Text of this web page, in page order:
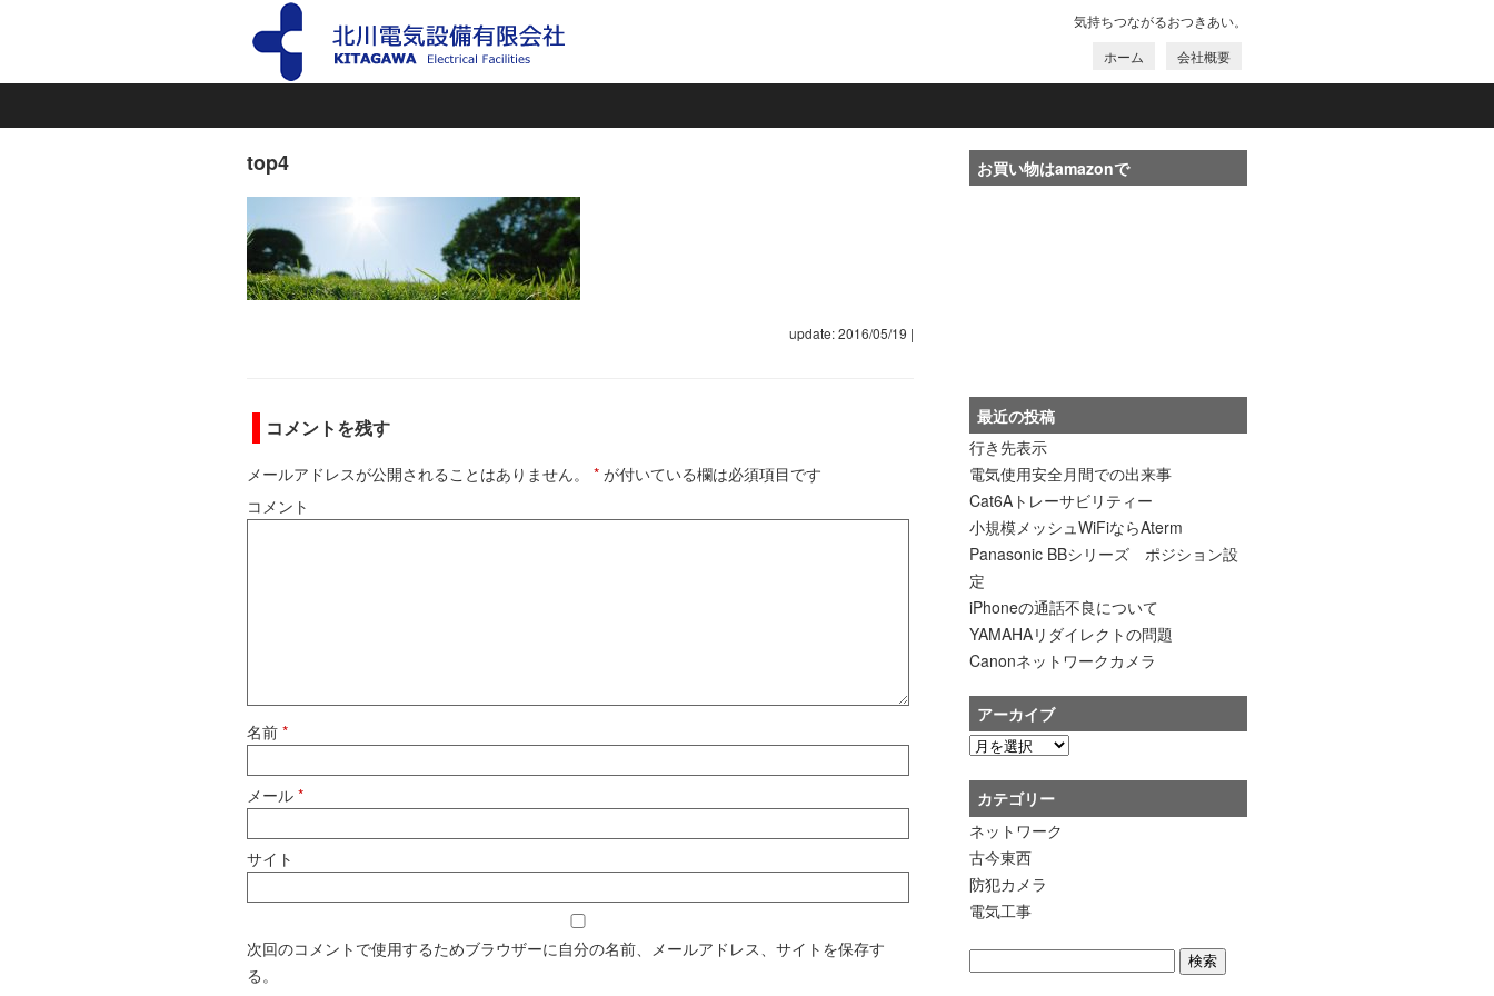
気持ちつながるおつきあい。
ホーム
会社概要
top4
update: 2016/05/19 |
コメントを残す
メールアドレスが公開されることはありません。 * が付いている欄は必須項目です
コメント
名前 *
メール *
サイト
次回のコメントで使用するためブラウザーに自分の名前、メールアドレス、サイトを保存す
る。
お買い物はamazonで
最近の投稿
行き先表示
電気使用安全月間での出来事
Cat6Aトレーサビリティー
小規模メッシュWiFiならAterm
Panasonic BBシリーズ ポジション設
定
iPhoneの通話不良について
YAMAHAリダイレクトの問題
Canonネットワークカメラ
アーカイブ
カテゴリー
ネットワーク
古今東西
防犯カメラ
電気工事